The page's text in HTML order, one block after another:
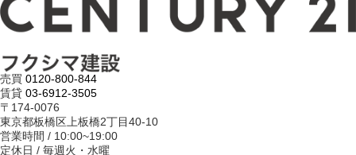
売買 0120-800-844
賃貸 03-6912-3505
〒174-0076
東京都板橋区上板橋2丁目40-10
営業時間 / 10:00~19:00
定休日 / 毎週火・水曜